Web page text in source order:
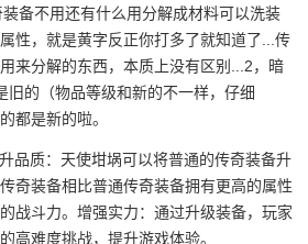
备不用还有什么用分解成材料可以洗装
性，就是黄字反正你打多了就知道了...传
来分解的东西，本质上没有区别...2，暗
旧的（物品等级和新的不一样，仔细
都是新的啦。
品质：天使坩埚可以将普通的传奇装备升
奇装备相比普通传奇装备拥有更高的属性
战斗力。增强实力：通过升级装备，玩家
高难度挑战，提升游戏体验。